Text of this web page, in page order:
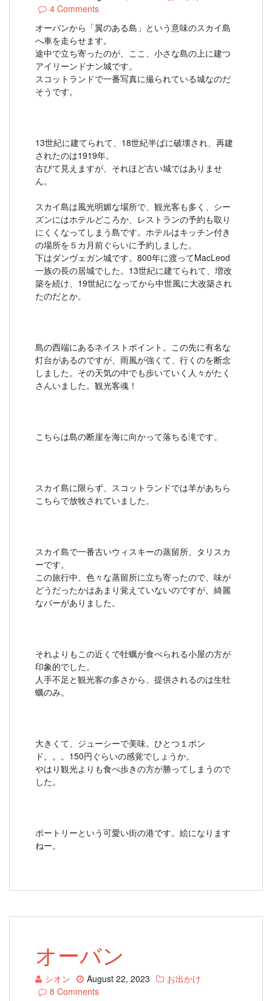
4 Comments
オーバンから「翼のある島」という意味のスカイ島
へ車を走らせます。
途中で立ち寄ったのが、ここ、小さな島の上に建つ
アイリーンドナン城です。
スコットランドで一番写真に撮られている城なのだ
そうです。
13世紀に建てられて、18世紀半ばに破壊され、再建
されたのは1919年。
古びて見えますが、それほど古い城ではありませ
ん。
スカイ島は風光明媚な場所で、観光客も多く、シー
ズンにはホテルどころか、レストランの予約も取り
にくくなってしまう島です。ホテルはキッチン付き
の場所を５カ月前ぐらいに予約しました。
下はダンヴェガン城です。800年に渡ってMacLeod
一族の長の居城でした。13世紀に建てられて、増改
築を続け、19世紀になってから中世風に大改築され
たのだとか。
島の西端にあるネイストポイント。この先に有名な
灯台があるのですが、雨風が強くて、行くのを断念
しました。その天気の中でも歩いていく人々がたく
さんいました。観光客魂！
こちらは島の断崖を海に向かって落ちる滝です。
スカイ島に限らず、スコットランドでは羊があちら
こちらで放牧されていました。
スカイ島で一番古いウィスキーの蒸留所、タリスカ
ーです。
この旅行中、色々な蒸留所に立ち寄ったので、味が
どうだったかはあまり覚えていないのですが、綺麗
なバーがありました。
それよりもこの近くで牡蠣が食べられる小屋の方が
印象的でした。
人手不足と観光客の多さから、提供されるのは生牡
蠣のみ。
大きくて、ジューシーで美味。ひとつ１ポン
ド。。。150円ぐらいの感覚でしょうか。
やはり観光よりも食べ歩きの方が勝ってしまうので
した。
ポートリーという可愛い街の港です。絵になります
ねー。
オーバン
シオン August 22, 2023
お出かけ
8 Comments